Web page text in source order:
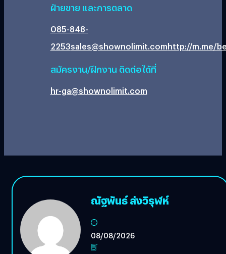
ฝ่ายขาย และการตลาด
085-848-
2253sales@shownolimit.comhttp://m.me/
สมัครงาน/ฝึกงาน ติดต่อได้ที่
hr-ga@shownolimit.com
ณัฐพันธ์ ส่งวิรุฬห์
08/08/2026